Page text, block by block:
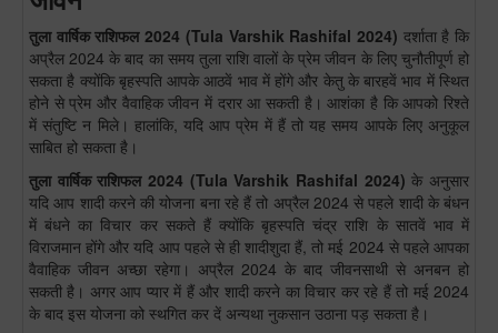
तुलावार्षिक राशिफल 2024 (Tula Varshik Rashifal 2024) दर्शाता है कि
अप्रैल 2024 के बाद का समय तुला राशि वालों के प्रेम जीवन के लिए चुनौतीपूर्ण हो
सकता है क्योंकि बृहस्पति आपके आठवें भाव में होंगे और केतु के बारहवें भाव में स्थित
होने से प्रेम और वैवाहिक जीवन में दरार आ सकती है। आशंका है कि आपको रिश्ते
में संतुष्टि न मिले। हालांकि, यदि आप प्रेम में हैं तो यह समय आपके लिए अनुकूल
साबित हो सकता है।
तुलावार्षिक राशिफल 2024 (Tula Varshik Rashifal 2024)के अनुसार
यदि आप शादी करने की योजना बना रहे हैं तो अप्रैल 2024 से पहले शादी के बंधन
में बंधने का विचार कर सकते हैं क्योंकि बृहस्पति चंद्र राशि के सातवें भाव में
विराजमान होंगे और यदि आप पहले से ही शादीशुदा हैं, तो मई 2024 से पहले आपका
वैवाहिक जीवन अच्छा रहेगा। अप्रैल 2024 के बाद जीवनसाथी से अनबन हो
सकती है। अगर आप प्यार में हैं और शादी करने का विचार कर रहे हैं तो मई 2024
के बाद इस योजना को स्थगित कर दें अन्यथा नुकसान उठाना पड़ सकता है।